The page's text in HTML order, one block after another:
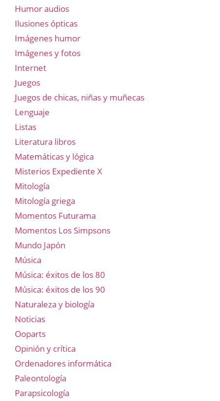
Humor audios
Ilusiones ópticas
Imágenes humor
Imágenes y fotos
Internet
Juegos
Juegos de chicas, niñas y muñecas
Lenguaje
Listas
Literatura libros
Matemáticas y lógica
Misterios Expediente X
Mitología
Mitología griega
Momentos Futurama
Momentos Los Simpsons
Mundo Japón
Música
Música: éxitos de los 80
Música: éxitos de los 90
Naturaleza y biología
Noticias
Ooparts
Opinión y crítica
Ordenadores informática
Paleontología
Parapsicología